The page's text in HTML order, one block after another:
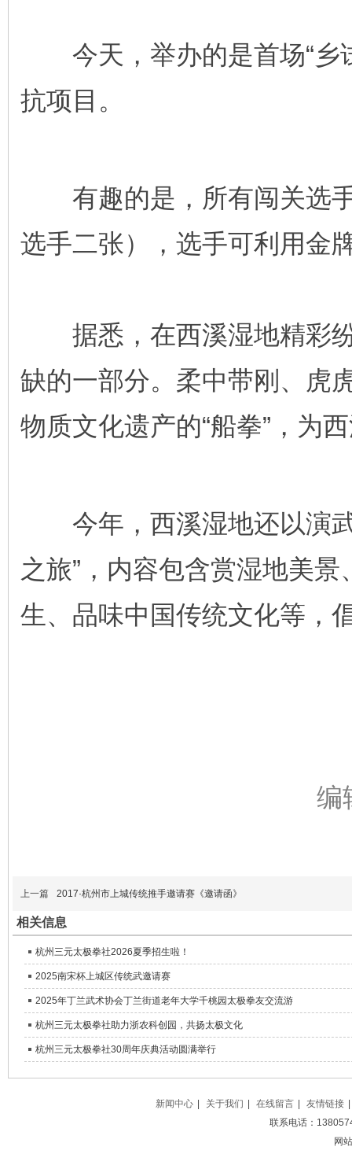
今天，举办的是首场“乡
抗项目。
有趣的是，所有闯关选手
选手二张），选手可利用金
据悉，在西溪湿地精彩纷
缺的一部分。柔中带刚、虎
物质文化遗产的“船拳”，为
今年，西溪湿地还以演武
之旅”，内容包含赏湿地美
生、品味中国传统文化等，
编
上一篇 2017·杭州市上城传统推手邀请赛《邀请函》
相关信息
杭州三元太极拳社2026夏季招生啦！
2025南宋杯上城区传统武邀请赛
2025年丁兰武术协会丁兰街道老年大学千桃园太极拳友交流游
杭州三元太极拳社助力浙农科创园，共扬太极文化
杭州三元太极拳社30周年庆典活动圆满举行
新闻中心 关于我们 在线留言 友情链接
联系电话：
网